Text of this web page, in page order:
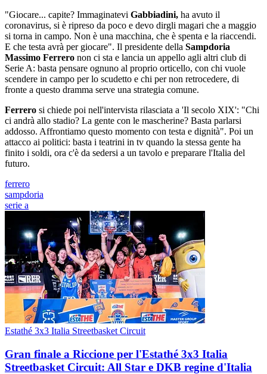
"Giocare... capite? Immaginatevi Gabbiadini, ha avuto il
coronavirus, si è ripreso da poco e devo dirgli magari che a maggio
si torna in campo. Non è una macchina, che è spenta e la riaccendi.
E che testa avrà per giocare". Il presidente della Sampdoria
Massimo Ferrero non ci sta e lancia un appello agli altri club di
Serie A: basta pensare ognuno al proprio orticello, con chi vuole
scendere in campo per lo scudetto e chi per non retrocedere, di
fronte a questo dramma serve una strategia comune.
Ferrero si chiede poi nell'intervista rilasciata a 'Il secolo XIX': "Chi
ci andrà allo stadio? La gente con le mascherine? Basta parlarsi
addosso. Affrontiamo questo momento con testa e dignità". Poi un
attacco ai politici: basta i teatrini in tv quando la stessa gente ha
finito i soldi, ora c'è da sedersi a un tavolo e preparare l'Italia del
futuro.
ferrero
sampdoria
serie a
Estathé 3x3 Italia Streetbasket Circuit
Gran finale a Riccione per l'Estathé 3x3 Italia
Streetbasket Circuit: All Star e DKB regine d'Italia